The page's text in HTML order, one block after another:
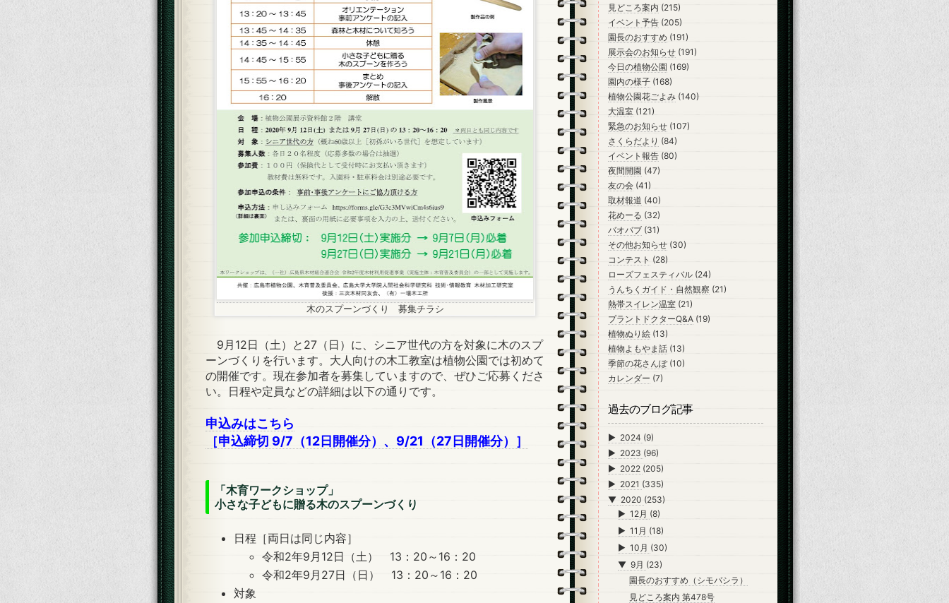
木のスプーンづくり 募集チラシ
9月12日（土）と27（日）に、シニア世代の方を対象に木のスプ
ーンづくりを行います。大人向けの木工教室は植物公園では初めて
の開催です。現在参加者を募集していますので、ぜひご応募くださ
い。日程や定員などの詳細は以下の通りです。
申込みはこちら
［申込締切 9/7（12日開催分）、9/21（27日開催分）］
「木育ワークショップ」
小さな子どもに贈る木のスプーンづくり
日程［両日は同じ内容］
令和2年9月12日（土） 13：20～16：20
令和2年9月27日（日） 13：20～16：20
対象
見どころ案内 (215)
イベント予告 (205)
園長のおすすめ (191)
展示会のお知らせ (191)
今日の植物公園 (169)
園内の様子 (168)
植物公園花ごよみ (140)
大温室 (121)
緊急のお知らせ (107)
さくらだより (84)
イベント報告 (80)
夜間開園 (47)
友の会 (41)
取材報道 (40)
花めーる (32)
バオバブ (31)
その他お知らせ (30)
コンテスト (28)
ローズフェスティバル (24)
うんちくガイド・自然観察 (21)
熱帯スイレン温室 (21)
プラントドクターQ&A (19)
植物ぬり絵 (13)
植物よもやま話 (13)
季節の花さんぽ (10)
カレンダー (7)
過去のブログ記事
► 2024 (9)
► 2023 (96)
► 2022 (205)
► 2021 (335)
▼ 2020 (253)
►12月 (8)
►11月 (18)
►10月 (30)
▼9月 (23)
園長のおすすめ（シモバシラ）
見どころ案内 第478号